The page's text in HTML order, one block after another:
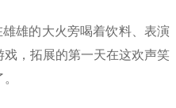
雄的大火旁喝着饮料、表演
，拓展的第一天在这欢声笑